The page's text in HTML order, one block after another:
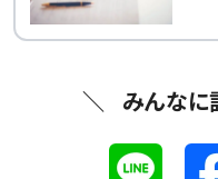
みんなに